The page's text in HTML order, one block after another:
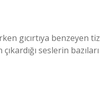
gıcırtıya benzeyen tiz
seslerin bazıları